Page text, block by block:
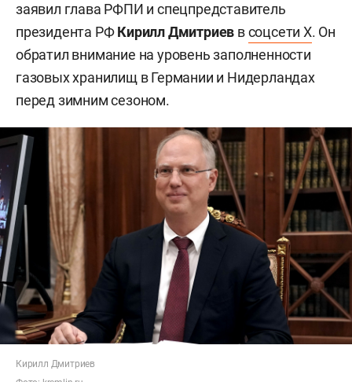
заявил глава РФПИ и спецпредставитель
президента РФКирилл Дмитриев всоцсети X. Он
обратил внимание на уровень заполненности
газовых хранилищ в Германии и Нидерландах
перед зимним сезоном.
Кирилл Дмитриев